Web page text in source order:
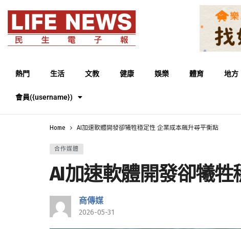
熱門 生活 文教 健康 娛樂 體育 地方
會員({username})
Home AI加速軟體開發卻犧牲穩定性 企業成本飆升尋平衡點
合作媒體
AI加速軟體開發卻犧
商傳媒
2026-05-31